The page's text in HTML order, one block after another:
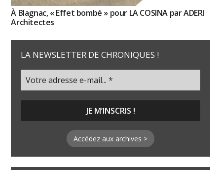
À Blagnac, « Effet bombé » pour LA COSINA par ADERI
Architectes
LA NEWSLETTER DE CHRONIQUES !
Accédez aux archives >